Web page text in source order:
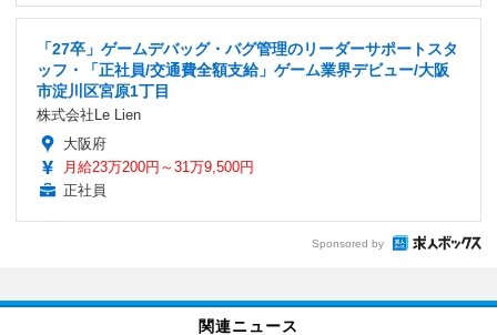
「27卒」ゲームデバッグ・バグ管理のリーダーサポートスタ
ッフ・「正社員/交通費全額支給」ゲーム業界デビュー/大阪
市淀川区宮原1丁目
株式会社Le Lien
大阪府
月給23万200円～31万9,500円
正社員
Sponsored by
関連ニュース